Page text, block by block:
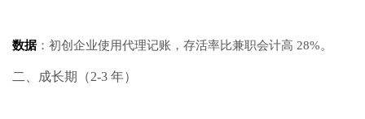
数据 ：初创企业使用代理记账，存活率比兼职会计高 28%。
二、成长期（2-3 年）